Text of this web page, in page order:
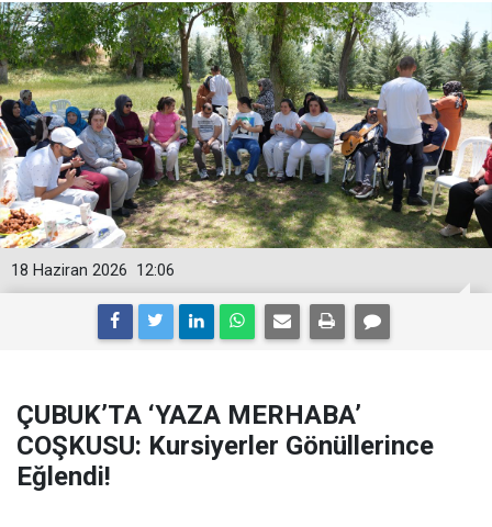
12:06
18 Haziran 2026
ÇUBUK’TA ‘YAZA MERHABA’
COŞKUSU: Kursiyerler Gönüllerince
Eğlendi!